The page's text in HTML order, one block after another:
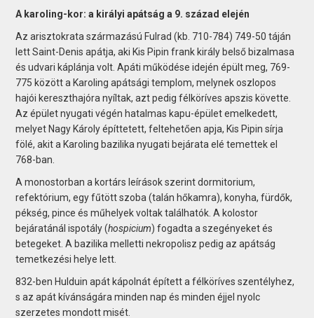
A karoling-kor: a királyi apátság a 9. század elején
Az arisztokrata származású Fulrad (kb. 710-784) 749-50 táján
lett Saint-Denis apátja, aki Kis Pipin frank király belső bizalmasa
és udvari káplánja volt. Apáti működése idején épült meg, 769-
775 között a Karoling apátsági templom, melynek oszlopos
hajói kereszthajóra nyíltak, azt pedig félköríves apszis követte.
Az épület nyugati végén hatalmas kapu-épület emelkedett,
melyet Nagy Károly építtetett, feltehetően apja, Kis Pipin sírja
fölé, akit a Karoling bazilika nyugati bejárata elé temettek el
768-ban.
A monostorban a kortárs leírások szerint dormitorium,
refektórium, egy fűtött szoba (talán hőkamra), konyha, fürdők,
pékség, pince és műhelyek voltak találhatók. A kolostor
bejáratánál ispotály (hospicium) fogadta a szegényeket és
betegeket. A bazilika melletti nekropolisz pedig az apátság
temetkezési helye lett.
832-ben Hulduin apát kápolnát épített a félköríves szentélyhez,
s az apát kívánságára minden nap és minden éjjel nyolc
szerzetes mondott misét.